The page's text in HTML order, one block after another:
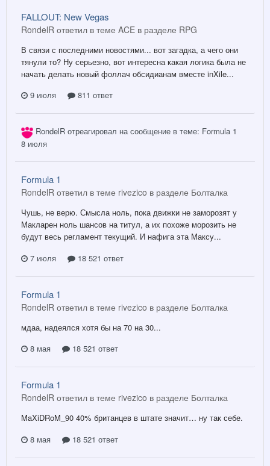
FALLOUT: New Vegas
RondelR ответил в теме ACE в разделе RPG
В связи с последними новостями... вот загадка, а чего они
тянули то? Ну серьезно, вот интересна какая логика была не
начать делать новый фоллач обсидианам вместе inXile...
9 июля
811 ответ
RondelR отреагировал на сообщение в теме: Formula 1
8 июля
Formula 1
RondelR ответил в теме rivezico в разделе Болталка
Чушь, не верю. Смысла ноль, пока движки не заморозят у
Макларен ноль шансов на титул, а их похоже морозить не
будут весь регламент текущий. И нафига эта Максу...
7 июля
18 521 ответ
Formula 1
RondelR ответил в теме rivezico в разделе Болталка
мдаа, надеялся хотя бы на 70 на 30...
8 мая
18 521 ответ
Formula 1
RondelR ответил в теме rivezico в разделе Болталка
MaXiDRoM_90 40% британцев в штате значит… ну так себе.
8 мая
18 521 ответ